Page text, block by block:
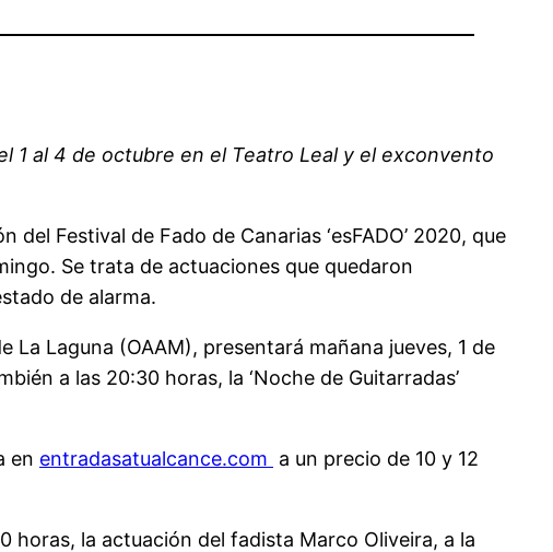
1 al 4 de octubre en el Teatro Leal y el exconvento
Festival de Fado de Canarias ‘esFADO’ 2020, que
Se trata de actuaciones que quedaron
de alarma.
Laguna (OAAM), presentará mañana jueves, 1 de
a las 20:30 horas, la ‘Noche de Guitarradas’
en entradasatualcance.com a un precio de 10 y 12
la actuación del fadista Marco Oliveira, a la